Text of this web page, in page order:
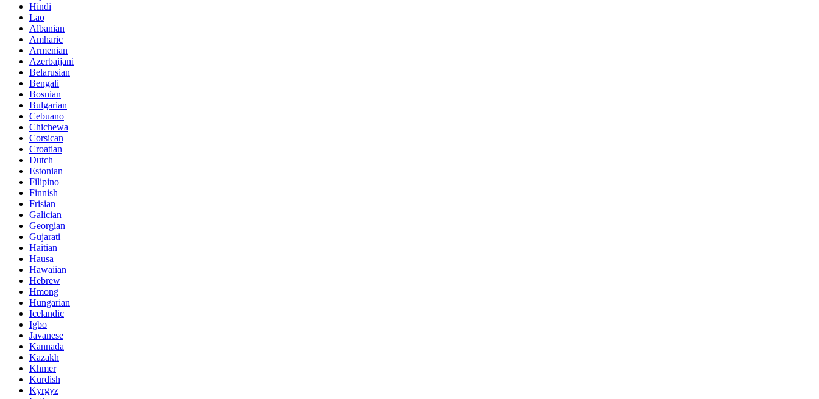
Hindi
Lao
Albanian
Amharic
Armenian
Azerbaijani
Belarusian
Bengali
Bosnian
Bulgarian
Cebuano
Chichewa
Corsican
Croatian
Dutch
Estonian
Filipino
Finnish
Frisian
Galician
Georgian
Gujarati
Haitian
Hausa
Hawaiian
Hebrew
Hmong
Hungarian
Icelandic
Igbo
Javanese
Kannada
Kazakh
Khmer
Kurdish
Kyrgyz